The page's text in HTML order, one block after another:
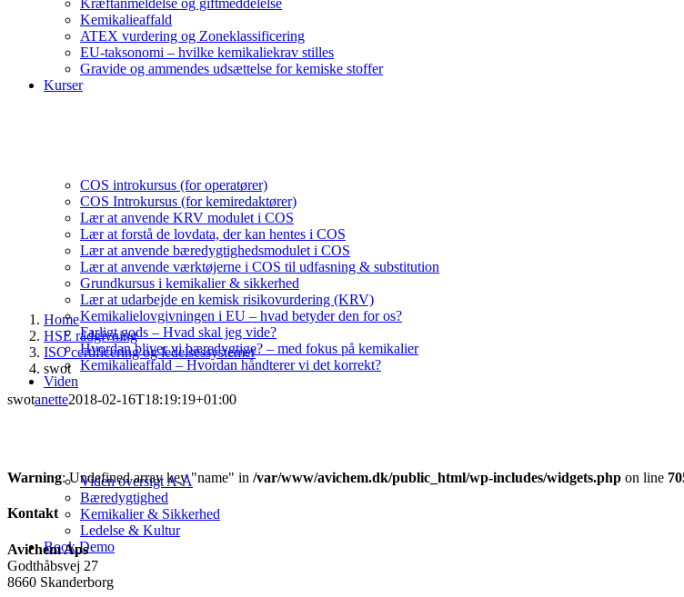
Kræftanmeldelse og giftmeddelelse
Kemikalieaffald
ATEX vurdering og Zoneklassificering
EU-taksonomi – hvilke kemikaliekrav stilles
Gravide og ammendes udsættelse for kemiske stoffer
Kurser
COS introkursus (for operatører)
COS Introkursus (for kemiredaktører)
Lær at anvende KRV modulet i COS
Lær at forstå de lovdata, der kan hentes i COS
Lær at anvende bæredygtighedsmodulet i COS
Lær at anvende værktøjerne i COS til udfasning & substitution
Grundkursus i kemikalier & sikkerhed
Lær at udarbejde en kemisk risikovurdering (KRV)
Kemikalielovgivningen i EU – hvad betyder den for os?
Farligt gods – Hvad skal jeg vide?
Hvordan bliver vi bæredygtige? – med fokus på kemikalier
Kemikalieaffald – Hvordan håndterer vi det korrekt?
Viden
Viden oversigt A-Å
Bæredygtighed
Kemikalier & Sikkerhed
Ledelse & Kultur
Book Demo
Home
HSE rådgivning
ISO certificering og ledelsessystemer
swot
swotanette2018-02-16T18:19:19+01:00
Warning: Undefined array key "name" in /var/www/avichem.dk/public_html/wp-includes/widgets.php on line
Kontakt
Avichem Aps
Godthåbsvej 27
8660 Skanderborg